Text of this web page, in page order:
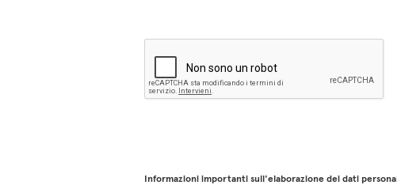
Informazioni importanti sull'elaborazione dei dati